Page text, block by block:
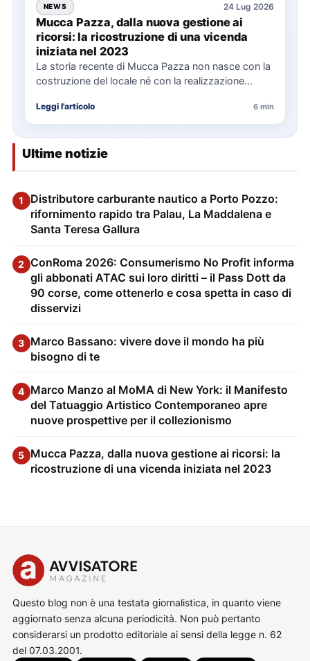
NEWS 24 Lug 2026
Mucca Pazza, dalla nuova gestione ai
ricorsi: la ricostruzione di una vicenda
iniziata nel 2023
La storia recente di Mucca Pazza non nasce con la
costruzione del locale né con la realizzazione
Leggi l'articolo 6 min
Ultime notizie
1
Distributore carburante nautico a Porto Pozzo:
rifornimento rapido tra Palau, La Maddalena e
Santa Teresa Gallura
2 ConRoma 2026: Consumerismo No Profit informa
gli abbonati ATAC sui loro diritti – il Pass Dott da
90 corse, come ottenerlo e cosa spetta in caso di
disservizi
3 Marco Bassano: vivere dove il mondo ha più
bisogno di te
4 Marco Manzo al MoMA di New York: il Manifesto
del Tatuaggio Artistico Contemporaneo apre
nuove prospettive per il collezionismo
5 Mucca Pazza, dalla nuova gestione ai ricorsi: la
ricostruzione di una vicenda iniziata nel 2023
Questo blog non è una testata giornalistica, in quanto viene
aggiornato senza alcuna periodicità. Non può pertanto
considerarsi un prodotto editoriale ai sensi della legge n. 62
del 07.03.2001.